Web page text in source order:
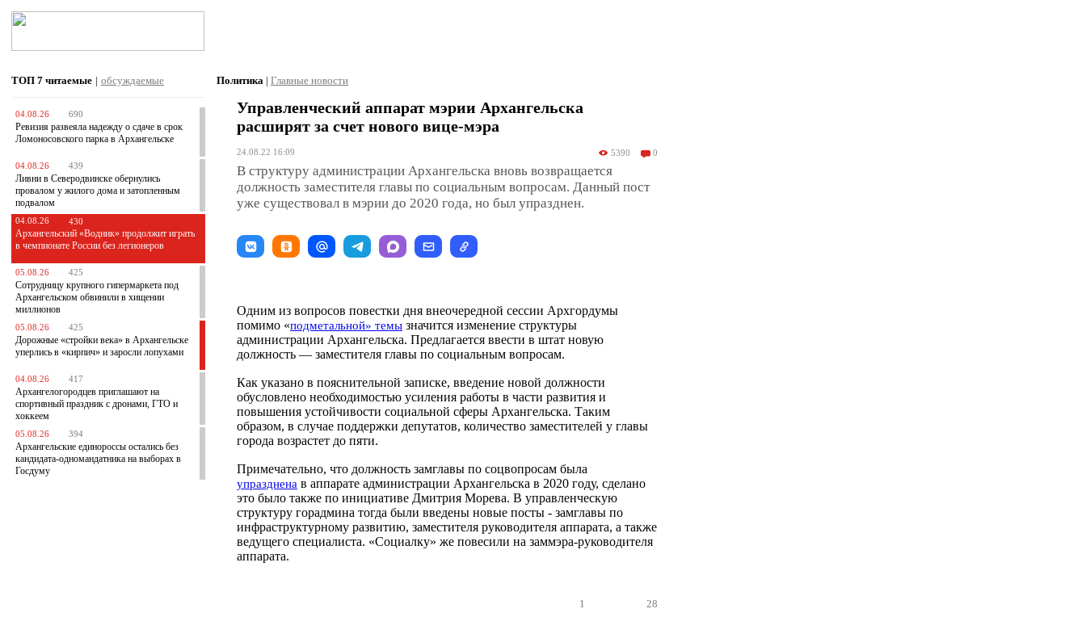
ТОП 7 читаемые | обсуждаемые
04.08.26 690
Ревизия развеяла надежду о сдаче в срок
Ломоносовского парка в Архангельске
04.08.26 439
Ливни в Северодвинске обернулись
провалом у жилого дома и затопленным
подвалом
04.08.26 430
Архангельский «Водник» продолжит играть
в чемпионате России без легионеров
05.08.26 425
Сотрудницу крупного гипермаркета под
Архангельском обвинили в хищении
миллионов
05.08.26 425
Дорожные «стройки века» в Архангельске
уперлись в «кирпич» и заросли лопухами
04.08.26 417
Архангелогородцев приглашают на
спортивный праздник с дронами, ГТО и
хоккеем
05.08.26 394
Архангельские единороссы остались без
кандидата-одномандатника на выборах в
Госдуму
Политика | Главные новости
Управленческий аппарат мэрии Архангельска
расширят за счет нового вице-мэра
24.08.22 16:09 5390 0
В структуру администрации Архангельска вновь возвращается
должность заместителя главы по социальным вопросам. Данный пост
уже существовал в мэрии до 2020 года, но был упразднен.
Одним из вопросов повестки дня внеочередной сессии Архгордумы
помимо «подметальной» темы значится изменение структуры
администрации Архангельска. Предлагается ввести в штат новую
должность — заместителя главы по социальным вопросам.
Как указано в пояснительной записке, введение новой должности
обусловлено необходимостью усиления работы в части развития и
повышения устойчивости социальной сферы Архангельска. Таким
образом, в случае поддержки депутатов, количество заместителей у главы
города возрастет до пяти.
Примечательно, что должность замглавы по соцвопросам была
упразднена в аппарате администрации Архангельска в 2020 году, сделано
это было также по инициативе Дмитрия Морева. В управленческую
структуру горадмина тогда были введены новые посты - замглавы по
инфраструктурному развитию, заместителя руководителя аппарата, а также
ведущего специалиста. «Социалку» же повесили на заммэра-руководителя
аппарата.
1 28